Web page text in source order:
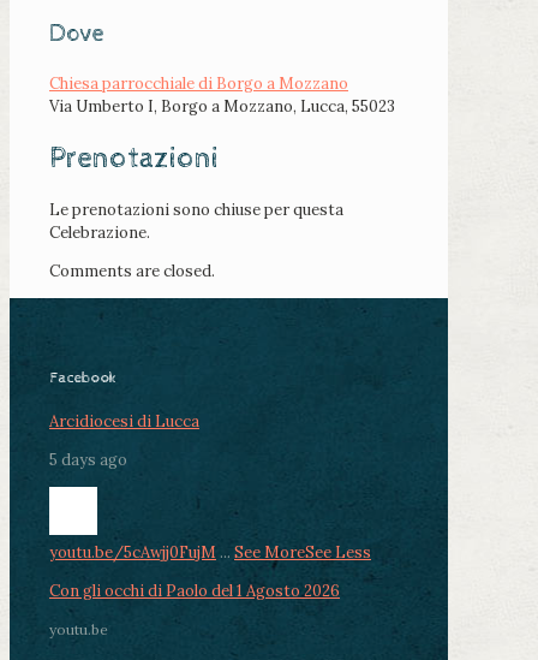
Dove
Chiesa parrocchiale di Borgo a Mozzano
Via Umberto I, Borgo a Mozzano, Lucca, 55023
Prenotazioni
Le prenotazioni sono chiuse per questa
Celebrazione.
Comments are closed.
Facebook
Arcidiocesi di Lucca
5 days ago
youtu.be/5cAwjj0FujM ... See MoreSee Less
Con gli occhi di Paolo del 1 Agosto 2026
youtu.be